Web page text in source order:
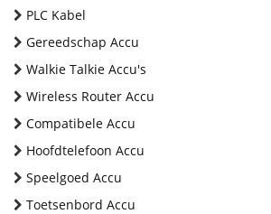
PLC Kabel
Gereedschap Accu
Walkie Talkie Accu's
Wireless Router Accu
Compatibele Accu
Hoofdtelefoon Accu
Speelgoed Accu
Toetsenbord Accu